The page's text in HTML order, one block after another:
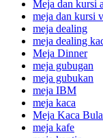
Meja dan kursi
meja dan kursi
meja dealing
meja dealing
Meja Dinner
meja gubugan
meja gubukan
meja IBM
meja kaca
Meja Kaca
meja kafe